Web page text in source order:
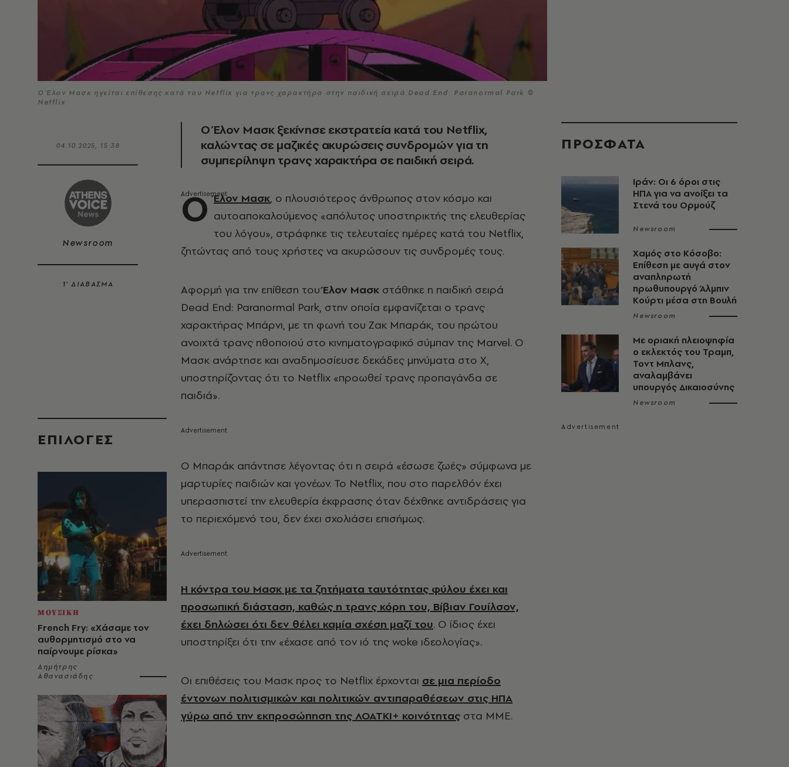
Ο Έλον Μασκ ηγείται επίθεσης κατά του Netflix για τρανς χαρακτήρα στην παιδική σειρά Dead End: Paranormal Park ©
Netflix
04.10.2025, 15:38
Newsroom
1’ ΔΙΑΒΑΣΜΑ
EΠΙΛΟΓΈΣ
ΜΟΥΣΙΚΗ
French Fry: «Χάσαμε τον
αυθορμητισμό στο να
παίρνουμε ρίσκα»
Δημήτρης
Αθανασιάδης
Ο Έλον Μασκ ξεκίνησε εκστρατεία κατά του Netflix,
καλώντας σε μαζικές ακυρώσεις συνδρομών για τη
συμπερίληψη τρανς χαρακτήρα σε παιδική σειρά.
Ο Έλον Μασκ, ο πλουσιότερος άνθρωπος στον κόσμο και
αυτοαποκαλούμενος «απόλυτος υποστηρικτής της ελευθερίας
του λόγου», στράφηκε τις τελευταίες ημέρες κατά του Netflix,
ζητώντας από τους χρήστες να ακυρώσουν τις συνδρομές τους.
Αφορμή για την επίθεση τουΈλον Μασκ στάθηκε η παιδική σειρά
Dead End: Paranormal Park, στην οποία εμφανίζεται ο τρανς
χαρακτήρας Μπάρνι, με τη φωνή του Ζακ Μπαράκ, του πρώτου
ανοιχτά τρανς ηθοποιού στο κινηματογραφικό σύμπαν της Marvel. Ο
Μασκ ανάρτησε και αναδημοσίευσε δεκάδες μηνύματα στο X,
υποστηρίζοντας ότι το Netflix «προωθεί τρανς προπαγάνδα σε
παιδιά».
Ο Μπαράκ απάντησε λέγοντας ότι η σειρά «έσωσε ζωές» σύμφωνα με
μαρτυρίες παιδιών και γονέων. Το Netflix, που στο παρελθόν έχει
υπερασπιστεί την ελευθερία έκφρασης όταν δέχθηκε αντιδράσεις για
το περιεχόμενό του, δεν έχει σχολιάσει επισήμως.
Η κόντρα του Μασκ με τα ζητήματα ταυτότητας φύλου έχει και
προσωπική διάσταση, καθώς η τρανς κόρη του, Βίβιαν Γουίλσον,
έχει δηλώσει ότι δεν θέλει καμία σχέση μαζί του. Ο ίδιος έχει
υποστηρίξει ότι την «έχασε από τον ιό της woke ιδεολογίας».
Οι επιθέσεις του Μασκ προς το Netflix έρχονται σε μια περίοδο
έντονων πολιτισμικών και πολιτικών αντιπαραθέσεων στις ΗΠΑ
γύρω από την εκπροσώπηση της ΛΟΑΤΚΙ+ κοινότητας στα ΜΜΕ.
ΠΡΟΣΦΑΤΑ
Ιράν: Οι 6 όροι στις
ΗΠΑ για να ανοίξει τα
Στενά του Ορμούζ
Newsroom
Χαμός στο Κόσοβο:
Επίθεση με αυγά στον
αναπληρωτή
πρωθυπουργό Άλμπιν
Κούρτι μέσα στη Βουλή
Newsroom
Με οριακή πλειοψηφία
ο εκλεκτός του Τραμπ,
Τοντ Μπλανς,
αναλαμβάνει
υπουργός Δικαιοσύνης
Newsroom